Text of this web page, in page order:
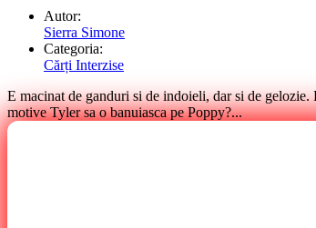
Autor:
Sierra Simone
Categoria:
Cărți Interzise
E macinat de ganduri si de indoieli, dar si de
motive Tyler sa o banuiasca pe Poppy?...